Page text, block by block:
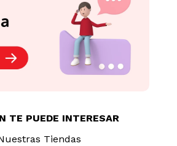
TE PUEDE INTERESAR
Tiendas